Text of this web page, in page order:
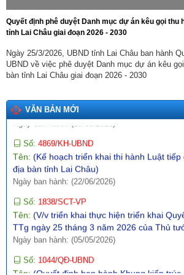
Quyết định phê duyệt Danh mục dự án kêu gọi thu
tỉnh Lai Châu giai đoạn 2026 - 2030
Ngày 25/3/2026, UBND tỉnh Lai Châu ban hành
UBND về việc phê duyệt Danh mục dự án kêu
bàn tỉnh Lai Châu giai đoạn 2026 - 2030
VĂN BẢN MỚI
Số:1771/SCT-VP
Tên:(V/v triển khai thực hiện Thông báo
ngày 16/4/2026 của Cơ quan thường trực
57-NQ/TW)
Ngày ban hành: (09/05/2026)
142/2026/NĐ-CP
hành Luật Trí tuệ nhân tạo)
Ngày ban hành: (19/05/2026)
Số: 4869/KH-UBND
Tên: (Kế hoạch triển khai thi hành Luật
địa bàn tỉnh Lai Châu)
Ngày ban hành: (22/06/2026)
Số: 1838/SCT-VP
Tên: (V/v triển khai thực hiện triển khai
TTg ngày 25 tháng 3 năm 2026 của Thủ
Ngày ban hành: (05/05/2026)
Số: 1044/QĐ-UBND
Tên: (Quyết định ban hành Khung kiến